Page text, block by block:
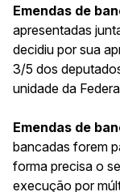
Emendas de
apresentadas
decidiu por sua
3/5 dos
unidade da
Emendas de
bancadas forem
forma precisa o
execução por